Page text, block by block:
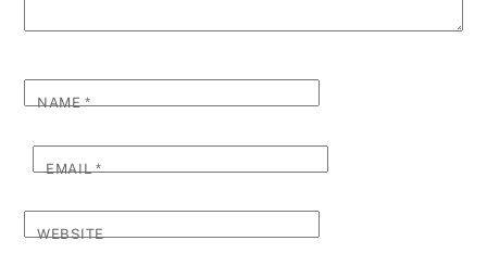
NAME*
EMAIL*
WEBSITE